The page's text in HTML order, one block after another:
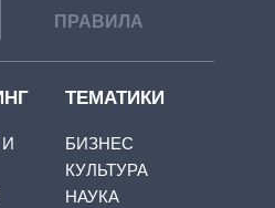
ПРАВИЛА
ТЕМАТИКИ
БИЗНЕС
КУЛЬТУРА
НАУКА